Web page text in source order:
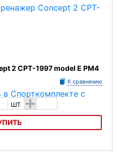
2 CPT-1997 model E PM4
К сравнению
шт +